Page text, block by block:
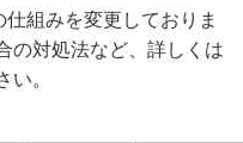
組みを変更しておりま
の対処法など、詳しくは
い。